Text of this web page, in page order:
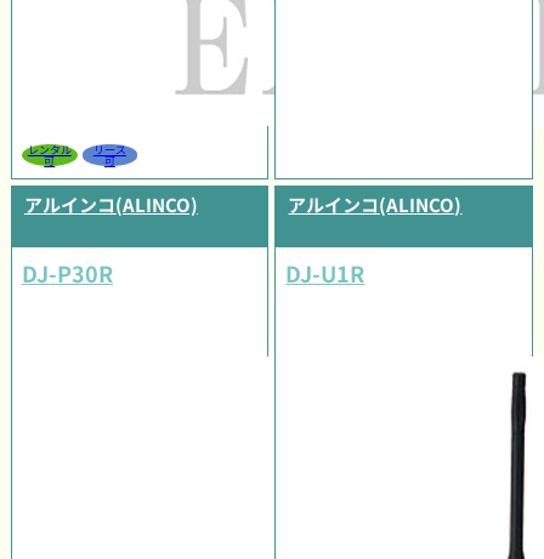
レンタル
可
リース
可
アルインコ(ALINCO)
DJ-P30R
アルインコ(ALINCO)
DJ-U1R